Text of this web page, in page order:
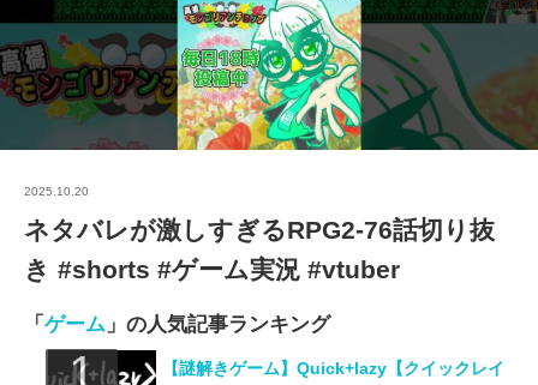
2025.10.20
ネタバレが激しすぎるRPG2-76話切り抜
き #shorts #ゲーム実況 #vtuber
「 ゲーム 」の人気記事ランキング
【謎解きゲーム】Quick+lazy【クイックレイ